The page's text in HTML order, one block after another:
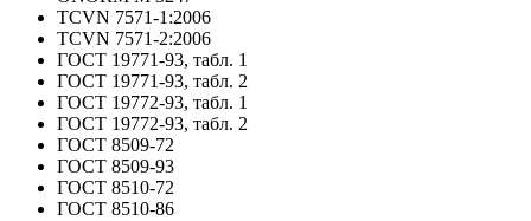
TCVN 7571-1:2006
TCVN 7571-2:2006
ГОСТ 19771-93, табл. 1
ГОСТ 19771-93, табл. 2
ГОСТ 19772-93, табл. 1
ГОСТ 19772-93, табл. 2
ГОСТ 8509-72
ГОСТ 8509-93
ГОСТ 8510-72
ГОСТ 8510-86